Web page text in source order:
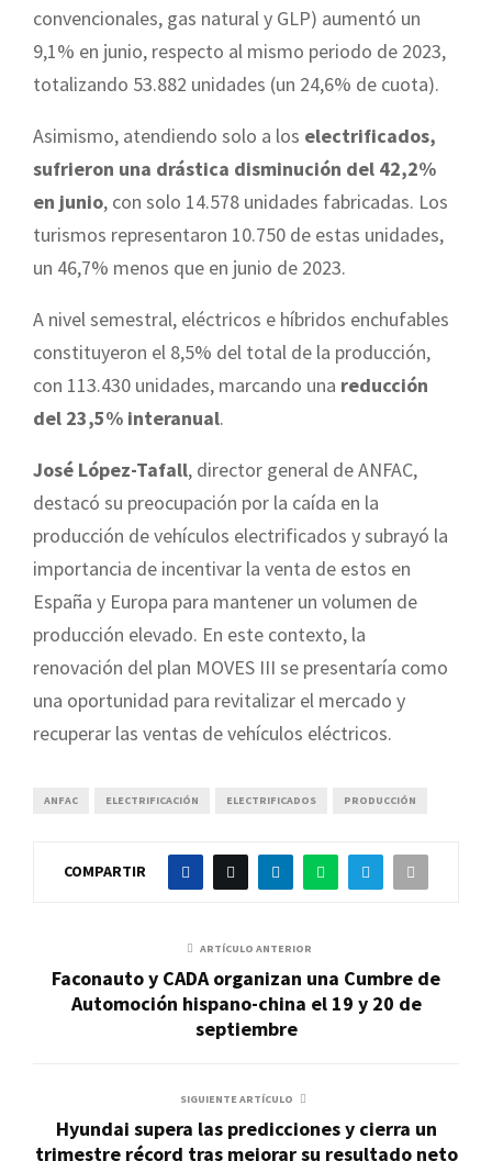
convencionales, gas natural y GLP) aumentó un
9,1% en junio, respecto al mismo periodo de 2023,
totalizando 53.882 unidades (un 24,6% de cuota).
Asimismo, atendiendo solo a los electrificados,
sufrieron una drástica disminución del 42,2%
en junio, con solo 14.578 unidades fabricadas. Los
turismos representaron 10.750 de estas unidades,
un 46,7% menos que en junio de 2023.
A nivel semestral, eléctricos e híbridos enchufables
constituyeron el 8,5% del total de la producción,
con 113.430 unidades, marcando una reducción
del 23,5% interanual.
José López-Tafall, director general de ANFAC,
destacó su preocupación por la caída en la
producción de vehículos electrificados y subrayó la
importancia de incentivar la venta de estos en
España y Europa para mantener un volumen de
producción elevado. En este contexto, la
renovación del plan MOVES III se presentaría como
una oportunidad para revitalizar el mercado y
recuperar las ventas de vehículos eléctricos.
ANFAC ELECTRIFICACIÓN ELECTRIFICADOS PRODUCCIÓN
COMPARTIR
ARTÍCULO ANTERIOR
Faconauto y CADA organizan una Cumbre de
Automoción hispano-china el 19 y 20 de
septiembre
SIGUIENTE ARTÍCULO
Hyundai supera las predicciones y cierra un
trimestre récord tras mejorar su resultado neto